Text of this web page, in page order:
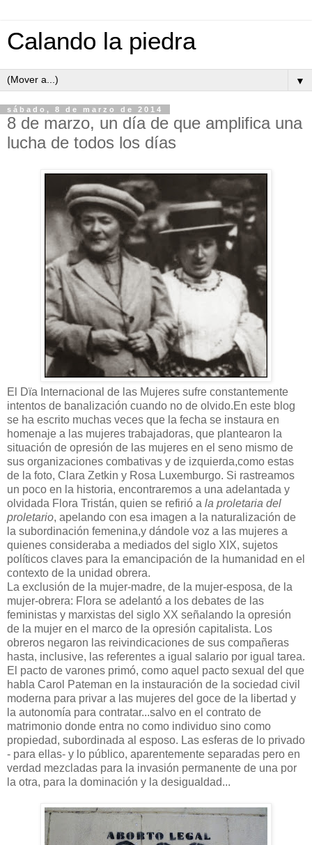
Calando la piedra
▼
sábado, 8 de marzo de 2014
8 de marzo, un día de que amplifica una
lucha de todos los días
El Dïa Internacional de las Mujeres sufre constantemente
intentos de banalización cuando no de olvido.En este blog
se ha escrito muchas veces que la fecha se instaura en
homenaje a las mujeres trabajadoras, que plantearon la
situación de opresión de las mujeres en el seno mismo de
sus organizaciones combativas y de izquierda,como estas
de la foto, Clara Zetkin y Rosa Luxemburgo. Si rastreamos
un poco en la historia, encontraremos a una adelantada y
olvidada Flora Tristán, quien se refirió a la proletaria del
proletario, apelando con esa imagen a la naturalización de
la subordinación femenina,y dándole voz a las mujeres a
quienes consideraba a mediados del siglo XIX, sujetos
políticos claves para la emancipación de la humanidad en el
contexto de la unidad obrera.
La exclusión de la mujer-madre, de la mujer-esposa, de la
mujer-obrera: Flora se adelantó a los debates de las
feministas y marxistas del siglo XX señalando la opresión
de la mujer en el marco de la opresión capitalista. Los
obreros negaron las reivindicaciones de sus compañeras
hasta, inclusive, las referentes a igual salario por igual tarea.
El pacto de varones primó, como aquel pacto sexual del que
habla Carol Pateman en la instauración de la sociedad civil
moderna para privar a las mujeres del goce de la libertad y
la autonomía para contratar...salvo en el contrato de
matrimonio donde entra no como individuo sino como
propiedad, subordinada al esposo. Las esferas de lo privado
- para ellas- y lo público, aparentemente separadas pero en
verdad mezcladas para la invasión permanente de una por
la otra, para la dominación y la desigualdad...